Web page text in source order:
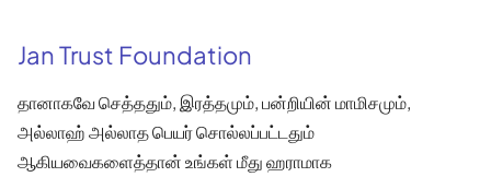
Jan Trust Foundation
தானாகவே செத்ததும், இரத்தமும், பன்றியின் மாமிசமும்,
அல்லாஹ் அல்லாத பெயர் சொல்லப்பட்டதும்
ஆகியவைகளைத்தான் உங்கள் மீது ஹராமாக